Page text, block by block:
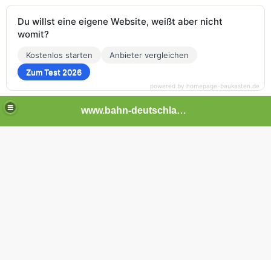
www.bahn-deutschland.de.tl
Du willst eine eigene Website, weißt aber nicht
womit?
Kostenlos starten
Anbieter vergleichen
Zum Test 2026
powered by homepage-baukasten.de